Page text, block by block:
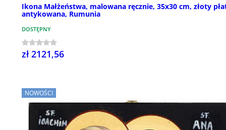
Ikona Małżeństwa, malowana ręcznie, 35x30 cm, złoty
antykowana, Rumunia
DOSTĘPNY
zł 2121,56
NOWOŚCI